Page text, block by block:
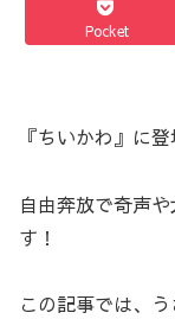
Pocket
『ちいかわ』に
自由奔放で奇声
す！
この記事では、う